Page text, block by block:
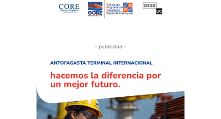
- publicidad -